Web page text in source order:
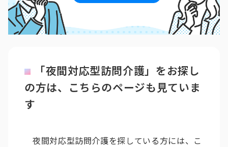
「夜間対応型訪問介護」をお探し
の方は、こちらのページも見ていま
す
夜間対応型訪問介護を探している方には、こ